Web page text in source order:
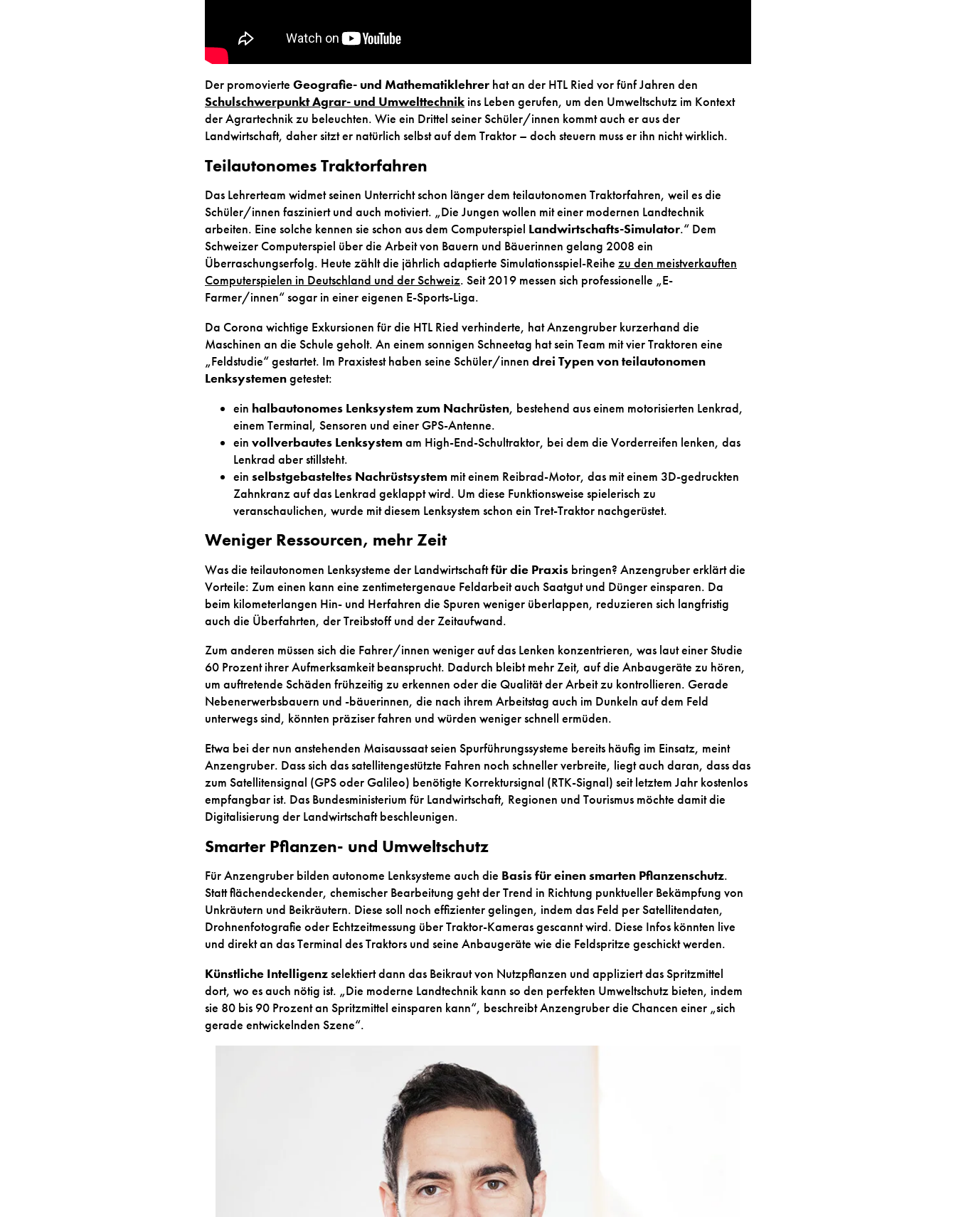
Der promovierte Geografie- und Mathematiklehrer hat an der HTL Ried vor fünf Jahren den
Schulschwerpunkt Agrar- und Umwelttechnik ins Leben gerufen, um den Umweltschutz im Kontext
der Agrartechnik zu beleuchten. Wie ein Drittel seiner Schüler/innen kommt auch er aus der
Landwirtschaft, daher sitzt er natürlich selbst auf dem Traktor – doch steuern muss er ihn nicht wirklich.
Teilautonomes Traktorfahren
Das Lehrerteam widmet seinen Unterricht schon länger dem teilautonomen Traktorfahren, weil es die
Schüler/innen fasziniert und auch motiviert. „Die Jungen wollen mit einer modernen Landtechnik
arbeiten. Eine solche kennen sie schon aus dem Computerspiel Landwirtschafts-Simulator.“ Dem
Schweizer Computerspiel über die Arbeit von Bauern und Bäuerinnen gelang 2008 ein
Überraschungserfolg. Heute zählt die jährlich adaptierte Simulationsspiel-Reihe zu den meistverkauften
Computerspielen in Deutschland und der Schweiz. Seit 2019 messen sich professionelle „E-
Farmer/innen“ sogar in einer eigenen E-Sports-Liga.
Da Corona wichtige Exkursionen für die HTL Ried verhinderte, hat Anzengruber kurzerhand die
Maschinen an die Schule geholt. An einem sonnigen Schneetag hat sein Team mit vier Traktoren eine
„Feldstudie“ gestartet. Im Praxistest haben seine Schüler/innen drei Typen von teilautonomen
Lenksystemengetestet:
ein halbautonomes Lenksystem zum Nachrüsten, bestehend aus einem motorisierten Lenkrad,
einem Terminal, Sensoren und einer GPS-Antenne.
ein vollverbautes Lenksystemam High-End-Schultraktor, bei dem die Vorderreifen lenken, das
Lenkrad aber stillsteht.
ein selbstgebasteltes Nachrüstsystem mit einem Reibrad-Motor, das mit einem 3D-gedruckten
Zahnkranz auf das Lenkrad geklappt wird. Um diese Funktionsweise spielerisch zu
veranschaulichen, wurde mit diesem Lenksystem schon ein Tret-Traktor nachgerüstet.
Weniger Ressourcen, mehr Zeit
Was die teilautonomen Lenksysteme der Landwirtschaftfür die Praxis bringen? Anzengruber erklärt die
Vorteile: Zum einen kann eine zentimetergenaue Feldarbeit auch Saatgut und Dünger einsparen. Da
beim kilometerlangen Hin- und Herfahren die Spuren weniger überlappen, reduzieren sich langfristig
auch die Überfahrten, der Treibstoff und der Zeitaufwand.
Zum anderen müssen sich die Fahrer/innen weniger auf das Lenken konzentrieren, was laut einer Studie
60 Prozent ihrer Aufmerksamkeit beansprucht. Dadurch bleibt mehr Zeit, auf die Anbaugeräte zu hören,
um auftretende Schäden frühzeitig zu erkennen oder die Qualität der Arbeit zu kontrollieren. Gerade
Nebenerwerbsbauern und -bäuerinnen, die nach ihrem Arbeitstag auch im Dunkeln auf dem Feld
unterwegs sind, könnten präziser fahren und würden weniger schnell ermüden.
Etwa bei der nun anstehenden Maisaussaat seien Spurführungssysteme bereits häufig im Einsatz, meint
Anzengruber. Dass sich das satellitengestützte Fahren noch schneller verbreite, liegt auch daran, dass das
zum Satellitensignal (GPS oder Galileo) benötigte Korrektursignal (RTK-Signal) seit letztem Jahr kostenlos
empfangbar ist. Das Bundesministerium für Landwirtschaft, Regionen und Tourismus möchte damit die
Digitalisierung der Landwirtschaft beschleunigen.
Smarter Pflanzen- und Umweltschutz
Für Anzengruber bilden autonome Lenksysteme auch die Basis für einen smarten Pflanzenschutz.
Statt flächendeckender, chemischer Bearbeitung geht der Trend in Richtung punktueller Bekämpfung von
Unkräutern und Beikräutern. Diese soll noch effizienter gelingen, indem das Feld per Satellitendaten,
Drohnenfotografie oder Echtzeitmessung über Traktor-Kameras gescannt wird. Diese Infos könnten live
und direkt an das Terminal des Traktors und seine Anbaugeräte wie die Feldspritze geschickt werden.
Künstliche Intelligenzselektiert dann das Beikraut von Nutzpflanzen und appliziert das Spritzmittel
dort, wo es auch nötig ist. „Die moderne Landtechnik kann so den perfekten Umweltschutz bieten, indem
sie 80 bis 90 Prozent an Spritzmittel einsparen kann“, beschreibt Anzengruber die Chancen einer „sich
gerade entwickelnden Szene“.